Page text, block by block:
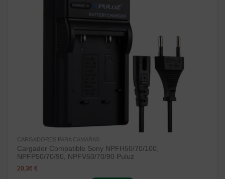
CARGADORES PARA CAMARAS
Cargador Compatible Sony NPFH50/70/100,
NPFP50/70/90, NPFV50/70/90 Puluz
20,36 €